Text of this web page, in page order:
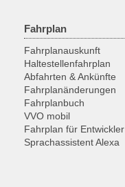
Fahrplan
Fahrplanauskunft
Haltestellenfahrplan
Abfahrten & Ankünfte
Fahrplanänderungen
Fahrplanbuch
VVO mobil
Fahrplan für Entwickler
Sprachassistent Alexa